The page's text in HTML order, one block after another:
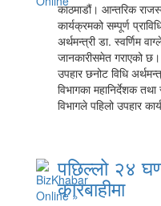
काठमाडौं। आन्तरिक
कार्यक्रमको सम्पूर्ण
अर्थमन्त्री डा. स्वर्णिम
जानकारीसमेत गराएको
उपहार छनोट विधि
विभागका महानिर्देशक
विभागले पहिलो उपहार
पछिल्लो २४
कारबाहीमा